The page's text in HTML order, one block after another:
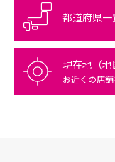
都道府県
現在地（
お近くの店舗